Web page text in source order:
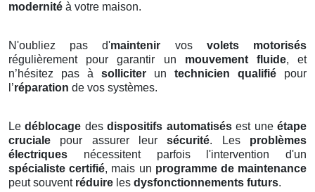
modernité à votre maison.
N'oubliez pas d'maintenir vos volets motorisés
régulièrement pour garantir un mouvement fluide, et
n’hésitez pas à solliciter un technicien qualifié pour
l’réparation de vos systèmes.
Ledéblocage desdispositifs automatisésest uneétape
cruciale pour assurer leursécurité. Les problèmes
électriques nécessitent parfois l'intervention d'un
spécialiste certifié, mais un programme de maintenance
peut souvent réduire les dysfonctionnements futurs.